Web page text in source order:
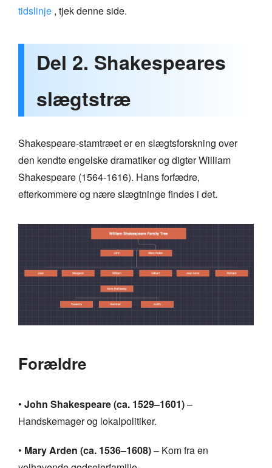
tidslinje , tjek denne side.
Del 2. Shakespeares
slægtstræ
Shakespeare-stamtræet er en slægtsforskning over
den kendte engelske dramatiker og digter William
Shakespeare (1564-1616). Hans forfædre,
efterkommere og nære slægtninge findes i det.
Forældre
• John Shakespeare (ca. 1529–1601)–
Handskemager og lokalpolitiker.
• Mary Arden (ca. 1536–1608)– Kom fra en